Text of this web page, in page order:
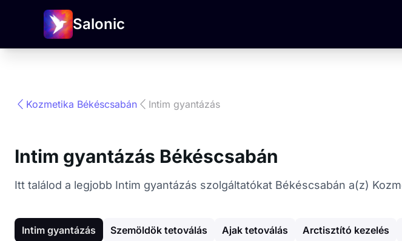
Salonic
Kozmetika Békéscsabán Intim gyantázás
Intim gyantázás Békéscsabán
Itt találod a legjobb Intim gyantázás szolgáltatókat Békéscsabán a(z)
Intim gyantázás Szemöldök tetoválás Ajak tetoválás Arctisztító kezelés